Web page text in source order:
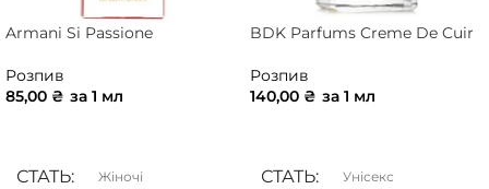
Armani Si Passione
Розпив
85,00 ₴ за 1 мл
СТАТЬ Жіночі
BDK Parfums Creme De Cuir
Розпив
140,00 ₴ за 1 мл
СТАТЬ Унісекс